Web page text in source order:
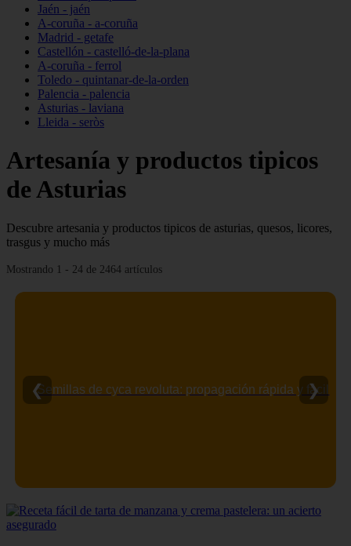
Jaén - jaén
A-coruña - a-coruña
Madrid - getafe
Castellón - castelló-de-la-plana
A-coruña - ferrol
Toledo - quintanar-de-la-orden
Palencia - palencia
Asturias - laviana
Lleida - seròs
Artesanía y productos tipicos
de Asturias
Descubre artesania y productos tipicos de asturias, quesos, licores,
trasgus y mucho más
Mostrando 1 - 24 de 2464 artículos
Semillas de cyca revoluta: propagación rápida y fácil
❮ ❯